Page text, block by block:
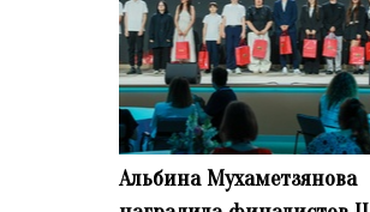
Альбина Мухаметзянова